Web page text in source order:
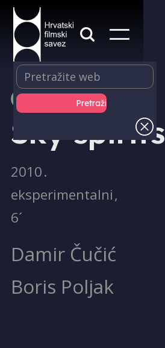
PRODUKCIJA
Sky spirits
2010.
eksperimentalni,
6´
Damir Čučić
Boris Poljak